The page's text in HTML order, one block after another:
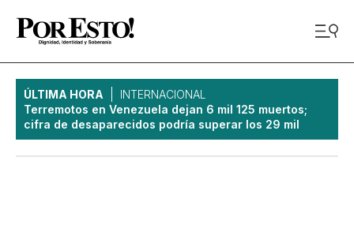
ÚLTIMA HORA
INTERNACIONAL
Terremotos en Venezuela dejan 6 mil 125 muertos;
cifra de desaparecidos podría superar los 29 mil